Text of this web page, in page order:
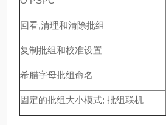
回看,清理和清除批组
复制批组和校准设置
希腊字母批组命名
固定的批组大小模式; 批组联机